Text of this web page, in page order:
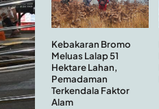
Kebakaran Bromo
Meluas Lalap 51
Hektare Lahan,
Pemadaman
Terkendala Faktor
Alam